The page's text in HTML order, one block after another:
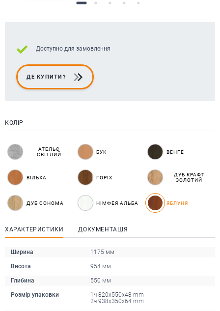
Доступно для замовлення
ДЕ КУПИТИ?
КОЛІР
АТЕЛЬЄ
СВІТЛИЙ
БУК ВЕНГЕ
ВІЛЬХА ГОРІХ
ДУБ КРАФТ
ЗОЛОТИЙ
ДУБ СОНОМА НІМФЕЯ АЛЬБА ЯБЛУНЯ
ХАРАКТЕРИСТИКИ ДОКУМЕНТАЦІЯ
Ширина 1175 мм
Висота 954 мм
Глибина 550 мм
Розмір упаковки
1ч 820х550х48 mm
2ч 938х350х64 mm